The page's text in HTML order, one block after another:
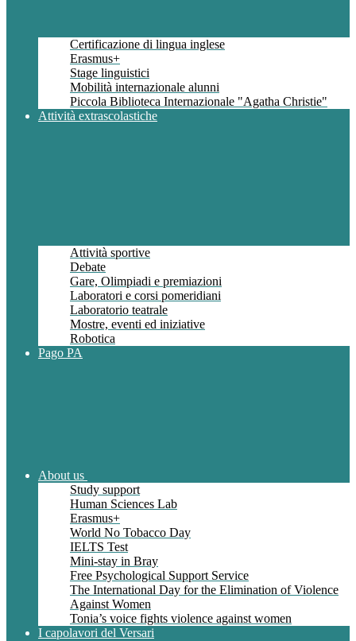
Certificazione di lingua inglese
Erasmus+
Stage linguistici
Mobilità internazionale alunni
Piccola Biblioteca Internazionale "Agatha Christie"
Attività extrascolastiche
Attività sportive
Debate
Gare, Olimpiadi e premiazioni
Laboratori e corsi pomeridiani
Laboratorio teatrale
Mostre, eventi ed iniziative
Robotica
Pago PA
About us
Study support
Human Sciences Lab
Erasmus+
World No Tobacco Day
IELTS Test
Mini-stay in Bray
Free Psychological Support Service
The International Day for the Elimination of Violence
Against Women
Tonia’s voice fights violence against women
I capolavori del Versari